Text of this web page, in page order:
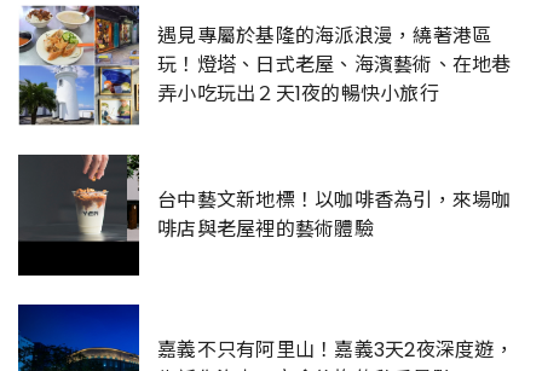
遇見專屬於基隆的海派浪漫，繞著港區
玩！燈塔、日式老屋、海濱藝術、在地巷
弄小吃玩出２天1夜的暢快小旅行
台中藝文新地標！以咖啡香為引，來場咖
啡店與老屋裡的藝術體驗
嘉義不只有阿里山！嘉義3天2夜深度遊，